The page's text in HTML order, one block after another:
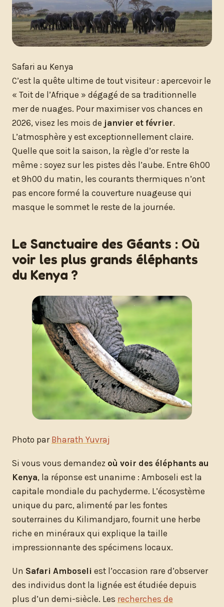
Safari au Kenya
C’est la quête ultime de tout visiteur : apercevoir le
« Toit de l’Afrique » dégagé de sa traditionnelle
mer de nuages. Pour maximiser vos chances en
2026, visez les mois de janvier et février.
L’atmosphère y est exceptionnellement claire.
Quelle que soit la saison, la règle d’or reste la
même : soyez sur les pistes dès l’aube. Entre 6h00
et 9h00 du matin, les courants thermiques n’ont
pas encore formé la couverture nuageuse qui
masque le sommet le reste de la journée.
Le Sanctuaire des Géants : Où
voir les plus grands éléphants
du Kenya ?
Photo par Bharath Yuvraj
Si vous vous demandez où voir des éléphants au
Kenya, la réponse est unanime : Amboseli est la
capitale mondiale du pachyderme. L’écosystème
unique du parc, alimenté par les fontes
souterraines du Kilimandjaro, fournit une herbe
riche en minéraux qui explique la taille
impressionnante des spécimens locaux.
Un Safari Amboseli est l’occasion rare d’observer
des individus dont la lignée est étudiée depuis
plus d’un demi-siècle. Les recherches de